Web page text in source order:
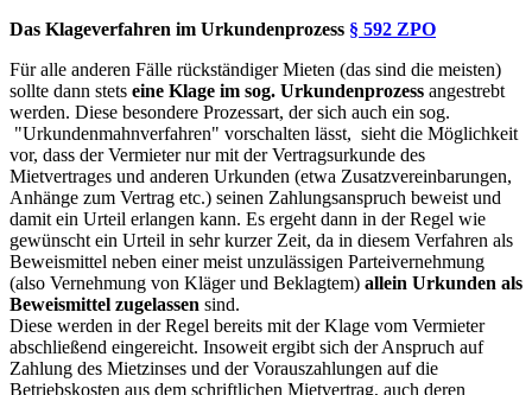
Das Klageverfahren im Urkundenprozess § 592 ZPO
Für alle anderen Fälle rückständiger Mieten (das sind die meisten)
sollte dann stets eine Klage im sog. Urkundenprozess angestrebt
werden. Diese besondere Prozessart, der sich auch ein sog.
"Urkundenmahnverfahren" vorschalten lässt, sieht die Möglichkeit
vor, dass der Vermieter nur mit der Vertragsurkunde des
Mietvertrages und anderen Urkunden (etwa Zusatzvereinbarungen,
Anhänge zum Vertrag etc.) seinen Zahlungsanspruch beweist und
damit ein Urteil erlangen kann. Es ergeht dann in der Regel wie
gewünscht ein Urteil in sehr kurzer Zeit, da in diesem Verfahren als
Beweismittel neben einer meist unzulässigen Parteivernehmung
(also Vernehmung von Kläger und Beklagtem) allein Urkunden als
Beweismittel zugelassen sind.
Diese werden in der Regel bereits mit der Klage vom Vermieter
abschließend eingereicht. Insoweit ergibt sich der Anspruch auf
Zahlung des Mietzinses und der Vorauszahlungen auf die
Betriebskosten aus dem schriftlichen Mietvertrag, auch deren